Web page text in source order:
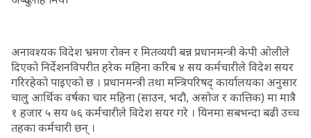
अनावश्यक विदेश भ्रमण रोक्न र मितव्ययी बन्न प्रधानमन्त्री केपी ओलीले
दिएको निर्देशनविपरीत हरेक महिना करिब ४ सय कर्मचारीले विदेश सयर
गरिरहेको पाइएको छ । प्रधानमन्त्री तथा मन्त्रिपरिषद् कार्यालयका अनुसार
चालु आर्थिक वर्षका चार महिना (साउन, भदौ, असोज र कात्तिक) मा मात्रै
१ हजार ५ सय ७६ कर्मचारीले विदेश सयर गरे । यिनमा सबभन्दा बढी उच्च
तहका कर्मचारी छन् ।